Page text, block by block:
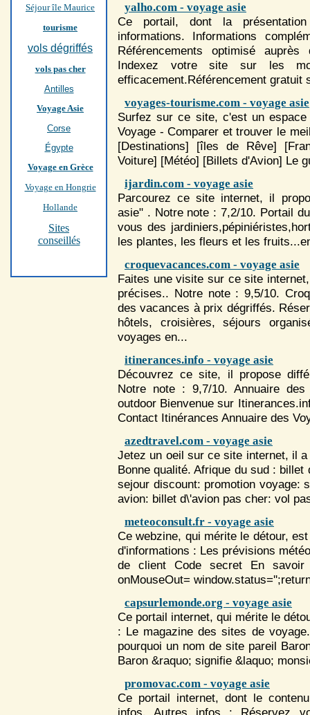
Séjour île Maurice
tourisme
vols dégriffés
vols pas cher
Antilles
Voyage Asie
Corse
Égypte
Voyage en Grèce
Voyage en Hongrie
Hollande
Sites
conseillés
yalho.com - voyage asie
Ce portail, dont la
informations. Informations
Référencements optimisé
Indexez votre site sur les
efficacement.Référencement gratuit
voyages-tourisme.com - voyage asie
Surfez sur ce site, c'est un
Voyage - Comparer et trouver le
[Destinations] [îles de Rêve]
Voiture] [Météo] [Billets d'Avion] Le
ijardin.com - voyage asie
Parcourez ce site internet, il
asie" . Notre note : 7,2/10. Portail
vous des
les plantes, les fleurs et les
croquevacances.com - voyage asie
Faites une visite sur ce site
précises.. Notre note : 9,5/10.
des vacances à prix dégriffés.
hôtels, croisières, séjours
voyages en...
itinerances.info - voyage asie
Découvrez ce site, il propose
Notre note : 9,7/10. Annuaire
outdoor Bienvenue sur
Contact Itinérances Annuaire des
azedtravel.com - voyage asie
Jetez un oeil sur ce site internet, il
Bonne qualité. Afrique du sud :
sejour discount: promotion voyage:
avion: billet d\'avion pas cher: vol
meteoconsult.fr - voyage asie
Ce webzine, qui mérite le détour,
d'informations : Les prévisions
de client Code secret En savoir
onMouseOut=
capsurlemonde.org - voyage asie
Ce portail internet, qui mérite le
: Le magazine des sites de voyage
pourquoi un nom de site pareil
Baron &raquo; signifie &laquo;
promovac.com - voyage asie
Ce portail internet, dont le
infos. Autres infos : Réservez